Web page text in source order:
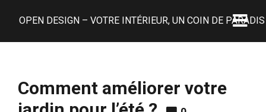
OPEN DESIGN – VOTRE INTÉRIEUR, UN COIN DE
Comment améliorer votre